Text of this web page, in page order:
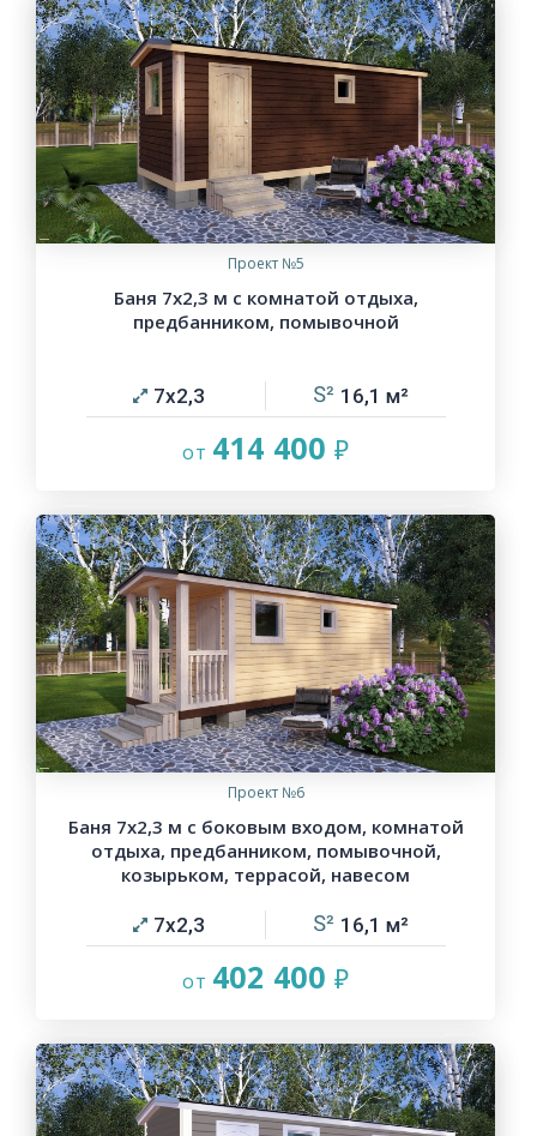
Проект №5
Баня 7х2,3 м с комнатой отдыха,
предбанником, помывочной
7х2,3 16,1
414 400
Проект №6
Баня 7х2,3 м с боковым входом, комнатой
отдыха, предбанником, помывочной,
козырьком, террасой, навесом
7х2,3 16,1
402 400